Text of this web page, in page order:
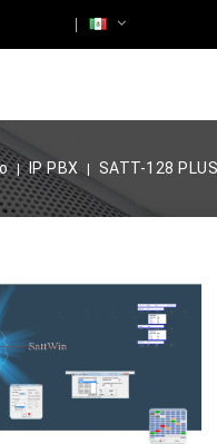
IP PBX SATT-128 PLUS